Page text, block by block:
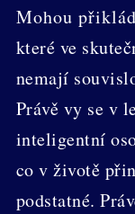
Mohou
které ve
nemají
Právě vy se v
inteligentní
co v životě
podstatné.